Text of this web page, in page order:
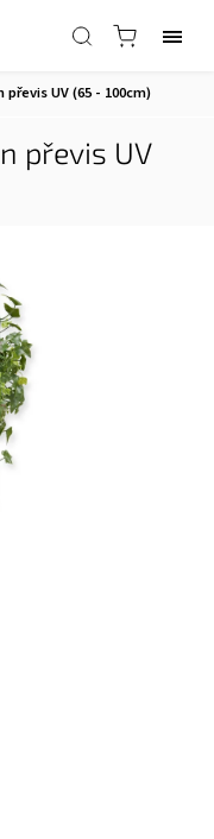
UV (65 - 100cm)
převis UV